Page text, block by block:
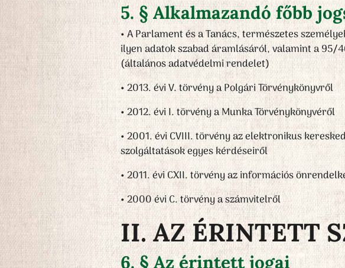
5. § Alkalmazandó főbb
•A Parlament és a Tanács, természetes
ilyen adatok szabad áramlásáról, valamint a
(általános adatvédelmi rendelet)
•2013. évi V. törvény a Polgári Törvénykönyvről
•2012. évi I. törvény a Munka Törvénykönyvéről
•2001. évi CVIII. törvény az elektronikus
szolgáltatások egyes kérdéseiről
•2011. évi CXII. törvény az információs
•2000 évi C. törvény a számvitelről
II. AZ ÉRINTETT
6. § Az érintett jogai